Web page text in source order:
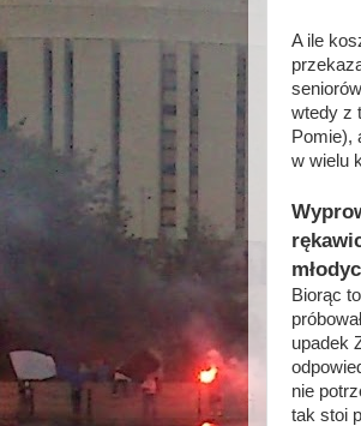
A ile
wtedy z
Pomie),
w wielu
Biorąc
upadek
nie
tak stoi